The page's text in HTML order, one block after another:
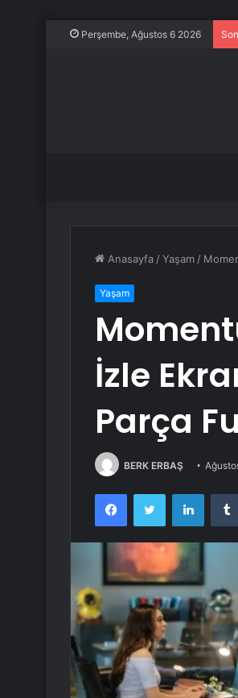
Perşembe, Ağustos 6 2026
Anasayfa /Yaşam /
Yaşam
İzle
Parça
BERK ERBAŞ
FacebookTwitter